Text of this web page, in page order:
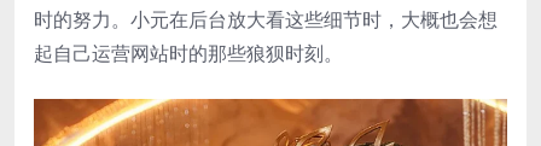
时的努力。小元在后台放大看这些细节时，大概也会想
起自己运营网站时的那些狼狈时刻。